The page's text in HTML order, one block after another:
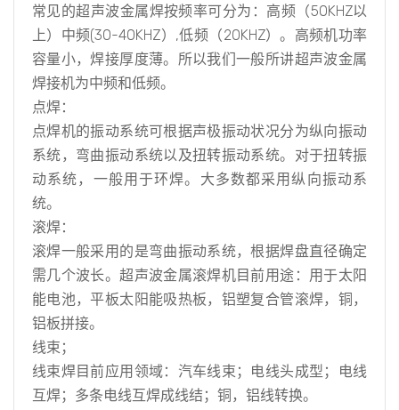
常见的超声波金属焊按频率可分为：高频（50KHZ以
上）中频(30-40KHZ）,低频（20KHZ）。高频机功率
容量小，焊接厚度薄。所以我们一般所讲超声波金属
焊接机为中频和低频。
点焊：
点焊机的振动系统可根据声极振动状况分为纵向振动
系统，弯曲振动系统以及扭转振动系统。对于扭转振
动系统，一般用于环焊。大多数都采用纵向振动系
统。
滚焊：
滚焊一般采用的是弯曲振动系统，根据焊盘直径确定
需几个波长。超声波金属滚焊机目前用途：用于太阳
能电池，平板太阳能吸热板，铝塑复合管滚焊，铜，
铝板拼接。
线束；
线束焊目前应用领域：汽车线束；电线头成型；电线
互焊；多条电线互焊成线结；铜，铝线转换。